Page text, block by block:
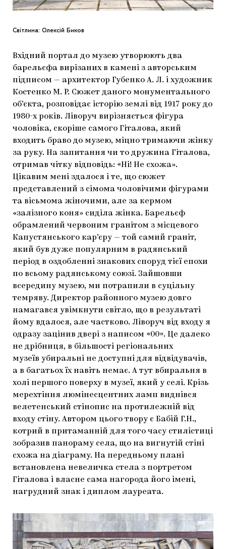
Світлина: Олексій Биков
Вхідний портал до музею утворюють два
барельєфа вирізаних в камені з авторським
підписом — архитектор Губенко А. Л. і художник
Костенко М. Р. Сюжет даного монументального
об’єкта, розповідає історію землі від 1917 року до
1980-х років. Ліворуч вирізняється фігура
чоловіка, скоріше самого Гіталова, який
входить браво до музею, міцно тримаючи жінку
за руку. На запитання чи то дружина Гіталова,
отримав чітку відповідь: «Ні! Не схожа».
Цікавим мені здалося і те, що сюжет
представлений з сімома чоловічими фігурами
та вісьмома жіночими, але за кермом
«залізного коня» сиділа жінка. Барельєф
обрамлений червоним гранітом з місцевого
Капустянського кар’єру — той самий граніт,
який був дуже популярним в радянський
період в оздобленні знакових споруд тієї епохи
по всьому радянському союзі. Зайшовши
всередину музею, ми потрапили в суцільну
темряву. Директор районного музею довго
намагався увімкнути світло, що в результаті
йому вдалося, але частково. Ліворуч від входу я
одразу зацінив двері з написом «00». Це далеко
не дрібниця, в більшості регіональних
музеїв убиральні не доступні для відвідувачів,
а в багатьох їх навіть немає. А тут вбиральня в
холі першого поверху в музеї, який у селі. Крізь
мерехтіння люмінесцентних ламп виднівся
велетенський стінопис на протилежній від
входу стіну. Автором цього твору є Бабій Г.Н.,
котрий в притаманній для того часу стилістиці
зобразив панораму села, що на вигнутій стіні
схожа на діаграму. На передньому плані
встановлена невеличка стела з портретом
Гіталова і власне сама нагорода його імені,
нагрудний знак і диплом лауреата.